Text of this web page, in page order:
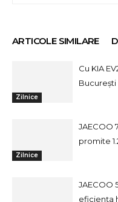
ARTICOLE SIMILARE
Zilnice
Cu KIA
București
Zilnice
JAECOO
promite
JAECOO
eficiența